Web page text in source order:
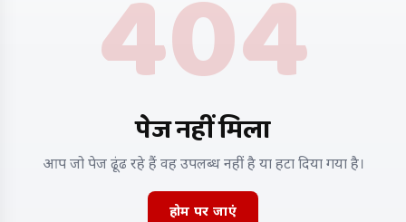
404
पेज नहीं मिला
आप जो पेज ढूंढ रहे हैं वह उपलब्ध नहीं है या हटा दिया गया है।
होम पर जाएं